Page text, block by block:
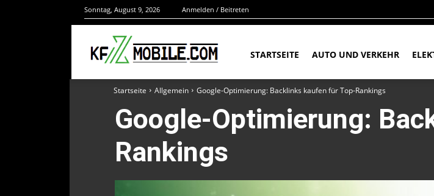
Sonntag, August 9, 2026 Anmelden / Beitreten
STARTSEITE AUTO UND VERKEHR
Startseite Allgemein Google-Optimierung: Backlinks kaufen für Top-Rankings
Google-Optimierung:
Rankings